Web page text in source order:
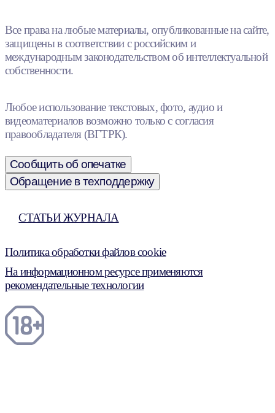
Все права на любые материалы, опубликованные на сайте,
защищены в соответствии с российским и
международным законодательством об интеллектуальной
собственности.
Любое использование текстовых, фото, аудио и
видеоматериалов возможно только с согласия
правообладателя (ВГТРК).
Сообщить об опечатке
Обращение в техподдержку
СТАТЬИ ЖУРНАЛА
Политика обработки файлов cookie
На информационном ресурсе применяются
рекомендательные технологии